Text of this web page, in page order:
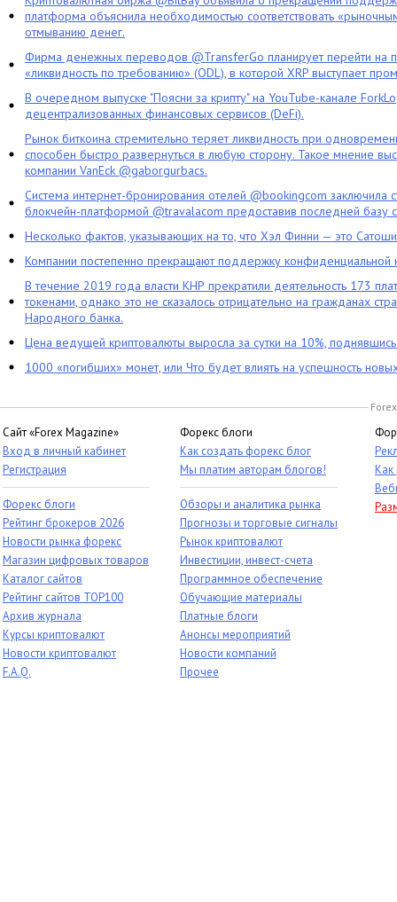
платформа объяснила необходимостью соответствовать
отмыванию денег.
Фирма денежных переводов @TransferGo планирует перейти на
«ликвидность по требованию» (ODL), в которой XRP выступает
В очередном выпуске "Поясни за крипту" на YouTube-канале
децентрализованных финансовых сервисов (DeFi).
Рынок биткоина стремительно теряет ликвидность при
способен быстро развернуться в любую сторону. Такое мнение
компании VanEck @gaborgurbacs.
Система интернет-бронирования отелей @bookingcom заключила
блокчейн-платформой @travalacom предоставив последней базу
Несколько фактов, указывающих на то, что Хэл Финни — это
Компании постепенно прекращают поддержку конфиденциальной
В течение 2019 года власти КНР прекратили деятельность 173
токенами, однако это не сказалось отрицательно на гражданах
Народного банка.
Цена ведущей криптовалюты выросла за сутки на 10%,
1000 «погибших» монет, или Что будет влиять на успешность
Сайт «Forex Magazine»
Вход в личный кабинет
Регистрация
Форекс блоги
Рейтинг брокеров 2026
Новости рынка форекс
Магазин цифровых товаров
Каталог сайтов
Рейтинг сайтов TOP100
Архив журнала
Курсы криптовалют
Новости криптовалют
F.A.Q.
Форекс блоги
Как создать форекс блог
Мы платим авторам блогов!
Обзоры и аналитика рынка
Прогнозы и торговые сигналы
Рынок криптовалют
Инвестиции, инвест-счета
Программное обеспечение
Обучающие материалы
Платные блоги
Анонсы мероприятий
Новости компаний
Прочее
Как